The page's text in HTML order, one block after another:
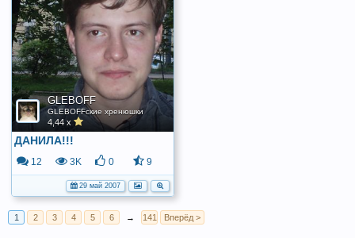
GLEBOFF
GLEBOFFские хренюшки
4,44 x
ДАНИЛА!!!
12 3K 0 9
29 май 2007
1 2 3 4 5 6 → 141 Вперёд >